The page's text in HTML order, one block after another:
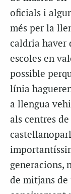
oficials i
més per la
caldria haver
escoles en
possible
línia
a llengua
als centres
generacions,
de mitjans